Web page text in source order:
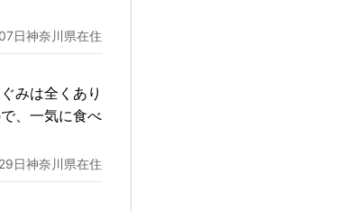
日神奈川県在住
みは全くあり
、一気に食べ
日神奈川県在住